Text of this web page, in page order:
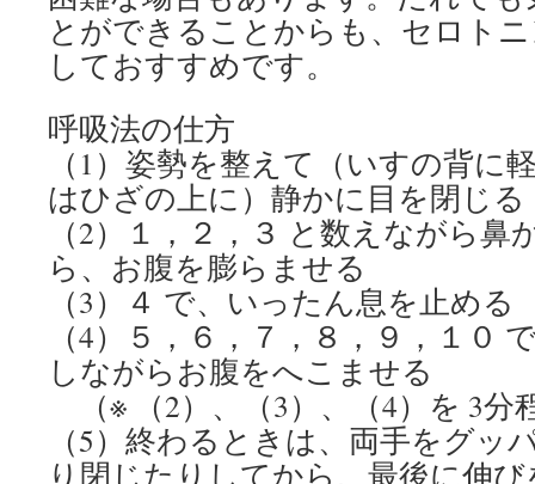
とができることからも、セロト
しておすすめです。
呼吸法の仕方
（1）姿勢を整えて（いすの背に
はひざの上に）静かに目を閉じる
（2）１，２，３ と数えながら鼻
ら、お腹を膨らませる
（3）４ で、いったん息を止める
（4）５，６，７，８，９，１０
しながらお腹をへこませる
（※ （2）、（3）、（4）を 3分
（5）終わるときは、両手をグッ
り閉じたりしてから、最後に伸